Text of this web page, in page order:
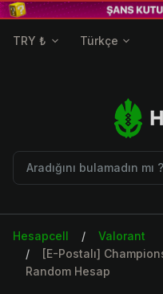
TRY ₺ Türkçe
Hesapcell
Valorant
[E-Postalı]
Random Hesap